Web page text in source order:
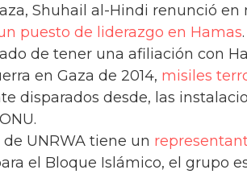
Shuhail al-Hindi renunció
puesto de liderazgo en Hamas
de tener una afiliación con
en Gaza de 2014, misiles
disparados desde, las
UNRWA tiene un
el Bloque Islámico, el grupo